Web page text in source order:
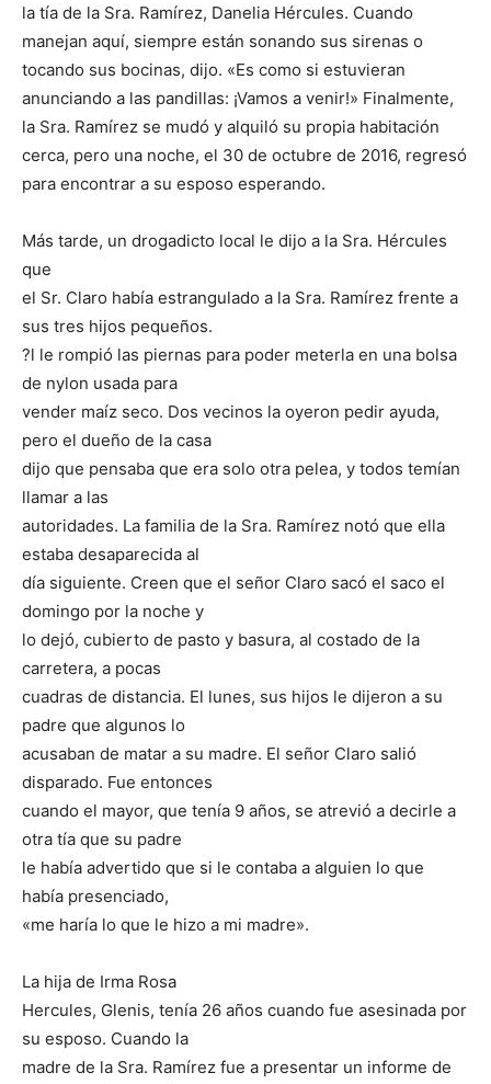
la tía de la Sra. Ramírez, Danelia Hércules. Cuando
manejan aquí, siempre están sonando sus sirenas o
tocando sus bocinas, dijo. «Es como si estuvieran
anunciando a las pandillas: ¡Vamos a venir!» Finalmente,
la Sra. Ramírez se mudó y alquiló su propia habitación
cerca, pero una noche, el 30 de octubre de 2016, regresó
para encontrar a su esposo esperando.
Más tarde, un drogadicto local le dijo a la Sra. Hércules
que
el Sr. Claro había estrangulado a la Sra. Ramírez frente a
sus tres hijos pequeños.
?l le rompió las piernas para poder meterla en una bolsa
de nylon usada para
vender maíz seco. Dos vecinos la oyeron pedir ayuda,
pero el dueño de la casa
dijo que pensaba que era solo otra pelea, y todos temían
llamar a las
autoridades. La familia de la Sra. Ramírez notó que ella
estaba desaparecida al
día siguiente. Creen que el señor Claro sacó el saco el
domingo por la noche y
lo dejó, cubierto de pasto y basura, al costado de la
carretera, a pocas
cuadras de distancia. El lunes, sus hijos le dijeron a su
padre que algunos lo
acusaban de matar a su madre. El señor Claro salió
disparado. Fue entonces
cuando el mayor, que tenía 9 años, se atrevió a decirle a
otra tía que su padre
le había advertido que si le contaba a alguien lo que
había presenciado,
«me haría lo que le hizo a mi madre».
La hija de Irma Rosa
Hercules, Glenis, tenía 26 años cuando fue asesinada por
su esposo. Cuando la
madre de la Sra. Ramírez fue a presentar un informe de